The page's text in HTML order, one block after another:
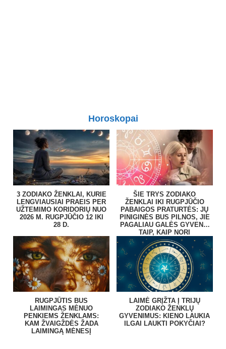
Horoskopai
3 ZODIAKO ŽENKLAI, KURIE
LENGVIAUSIAI PRAEIS PER
UŽTEMIMO KORIDORIŲ NUO
2026 M. RUGPJŪČIO 12 IKI
28 D.
ŠIE TRYS ZODIAKO
ŽENKLAI IKI RUGPJŪČIO
PABAIGOS PRATURTĖS: JŲ
PINIGINĖS BUS PILNOS, JIE
PAGALIAU GALĖS GYVENTI
TAIP, KAIP NORI
RUGPJŪTIS BUS
LAIMINGAS MĖNUO
PENKIEMS ŽENKLAMS:
KAM ŽVAIGŽDĖS ŽADA
LAIMINGĄ MĖNESĮ
LAIMĖ GRĮŽTA Į TRIJŲ
ZODIAKO ŽENKLŲ
GYVENIMUS: KIENO LAUKIA
ILGAI LAUKTI POKYČIAI?